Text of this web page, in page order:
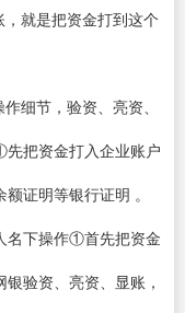
就是把资金打到这个
细节，验资、亮资、
把资金打入企业账户
证明等银行证明 。
名下操作①首先把资金
验资、亮资、显账，